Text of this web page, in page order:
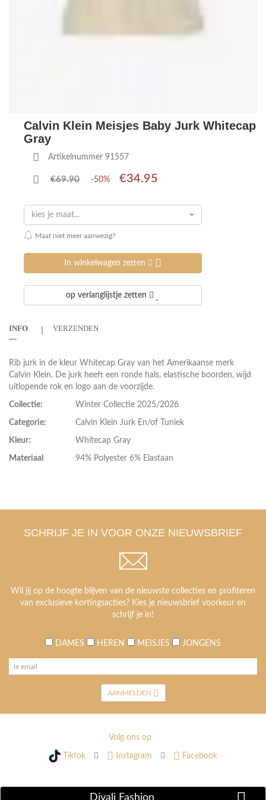
Calvin Klein Meisjes Baby Jurk Whitecap
Gray
Artikelnummer 91557
€69.90 -50% €34.95
kies je maat...
Maat niet meer aanwezig?
In winkelwagen zetten
op verlanglijstje zetten
INFO VERZENDEN
Rib jurk in de kleur Whitecap Gray van het Amerikaanse merk
Calvin Klein. De jurk heeft een ronde hals, elastische boorden, wijd
uitlopende rok en logo aan de voorzijde.
Collectie: Winter Collectie 2025/2026
Categorie: Calvin Klein Jurk En/of Tuniek
Kleur: Whitecap Gray
Materiaal 94% Polyester 6% Elastaan
SCHRIJF JE IN VOOR ONZE NIEUWSBRIEF
Wil jij op de hoogte blijven van de nieuwste collecties en profiteren
van exclusieve kortingsacties? Kies je nieuwsbrief voorkeur en
schrijf je in!
DAMES HEREN MEISJES JONGENS
AANMELDEN
Volg ons op
Tiktok Instagram Facebook
Divali Fashion